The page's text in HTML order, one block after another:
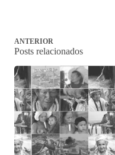
ANTERIOR
Posts relacionados